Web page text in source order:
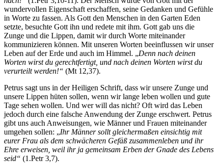
wundervollen Eigenschaft erschaffen, seine Gedanken und Gefühle
in Worte zu fassen. Als Gott den Menschen in den Garten Eden
setzte, besuchte Gott ihn und redete mit ihm. Gott gab uns die
Zunge und die Lippen, damit wir durch Worte miteinander
kommunizieren können. Mit unseren Worten beeinflussen wir unser
Leben auf der Erde und auch im Himmel. „Denn nach deinen
Worten wirst du gerechtfertigt, und nach deinen Worten wirst du
verurteilt werden!“ (Mt 12,37).
Petrus sagt uns in der Heiligen Schrift, dass wir unsere Zunge und
unsere Lippen hüten sollen, wenn wir lange leben wollen und gute
Tage sehen wollen. Und wer will das nicht? Oft wird das Leben
jedoch durch eine falsche Anwendung der Zunge erschwert. Petrus
gibt uns auch Anweisungen, wie Männer und Frauen miteinander
umgehen sollen: „Ihr Männer sollt gleichermaßen einsichtig mit
eurer Frau als dem schwächeren Gefäß zusammenleben und ihr
Ehre erweisen, weil ihr ja gemeinsam Erben der Gnade des Lebens
seid“ (1.Petr 3,7).